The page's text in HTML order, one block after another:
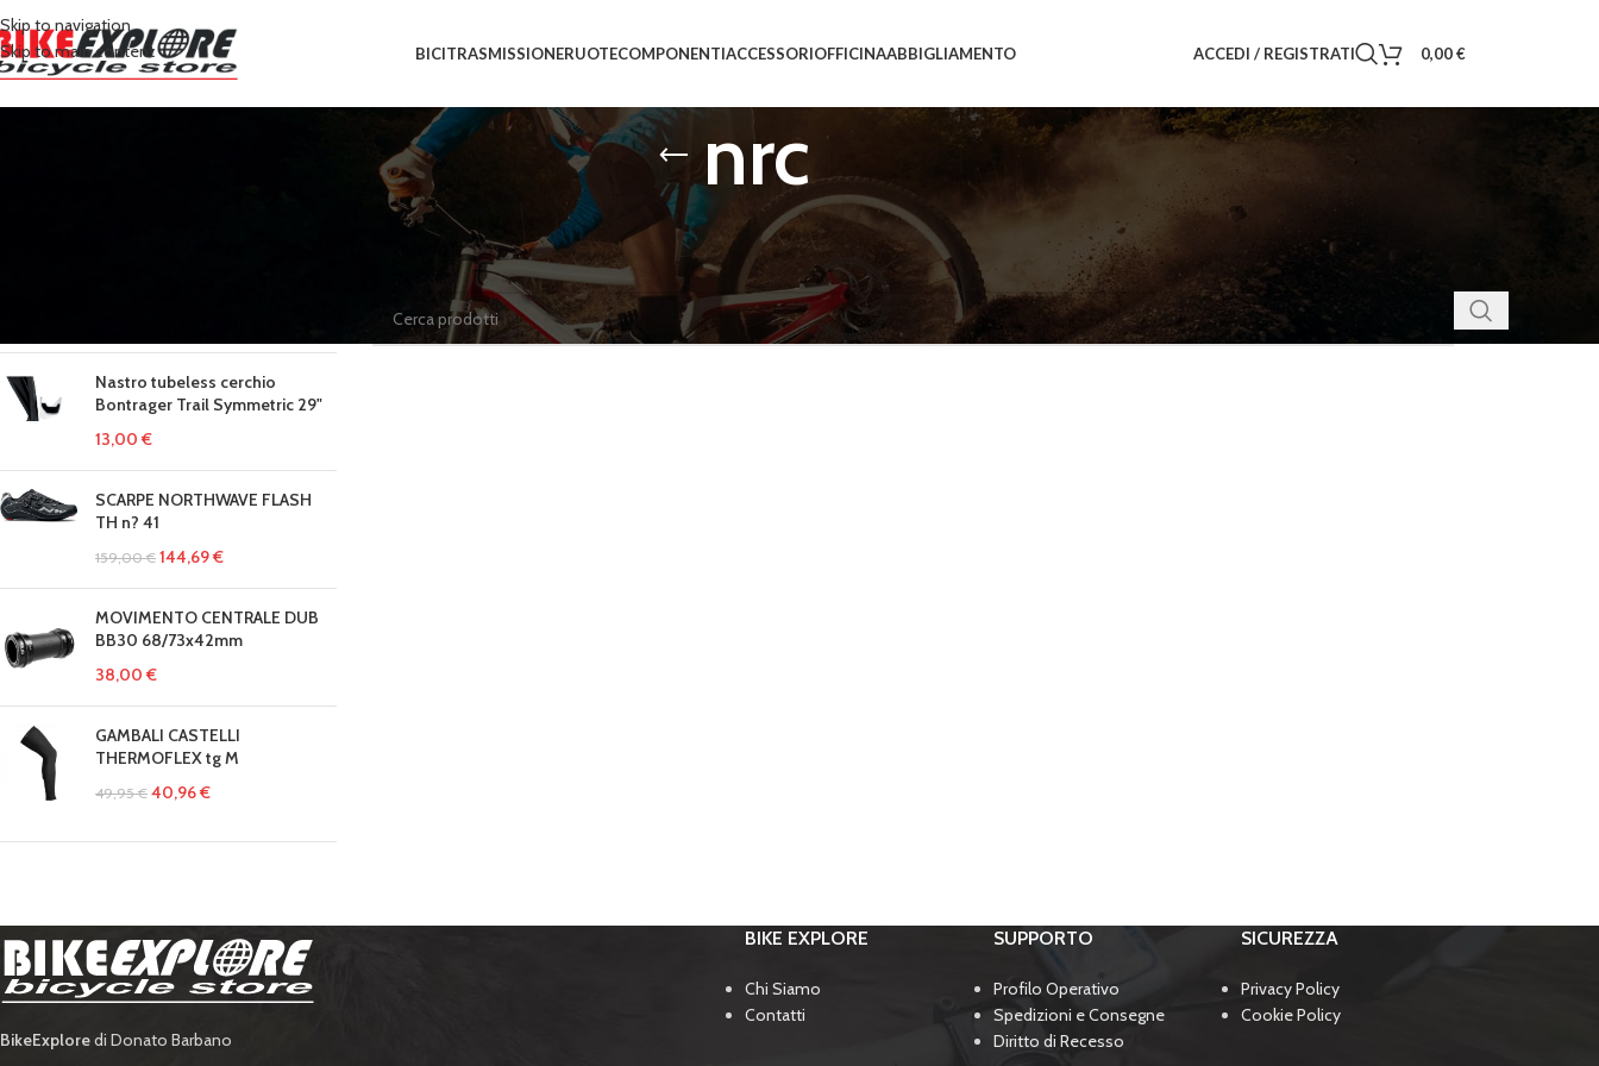
Skip to navigation
Skip to main content
BICITRASMISSIONERUOTECOMPONENTIACCESSORIOFFICINAABBIGLIAMENTO ACCEDI / REGISTRATI 0,00€
nrc
Nastro tubeless cerchio
Bontrager Trail Symmetric 29"
13,00 €
SCARPE NORTHWAVE FLASH
TH n? 41
159,00€ 144,69€
MOVIMENTO CENTRALE DUB
BB30 68/73x42mm
38,00 €
GAMBALI CASTELLI
THERMOFLEX tg M
49,95€ 40,96€
Home/Prodotti taggati “nrc”
Non è stato trovato nessun prodotto che corrisponde alla tua selezione.
BikeExploredi Donato Barbano
BIKE EXPLORE
Chi Siamo
Contatti
SUPPORTO
Profilo Operativo
Spedizioni e Consegne
Diritto di Recesso
SICUREZZA
Privacy Policy
Cookie Policy